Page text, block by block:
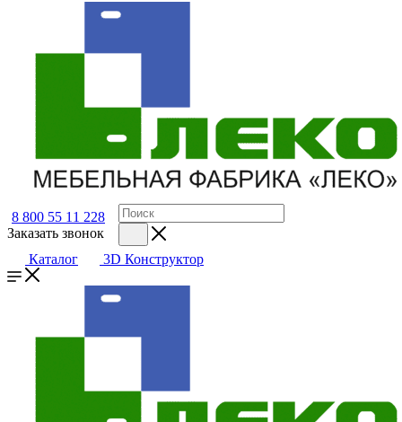
8 800 55 11 228
Заказать звонок
Каталог
3D Конструктор